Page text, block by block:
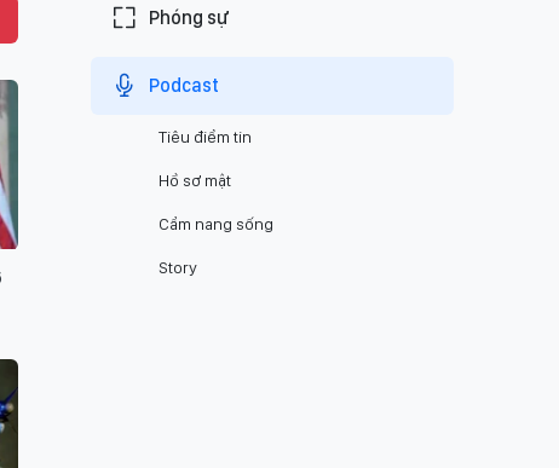
Phóng sự
Podcast
Tiêu điểm tin
Hồ sơ mật
Cẩm nang sống
Story